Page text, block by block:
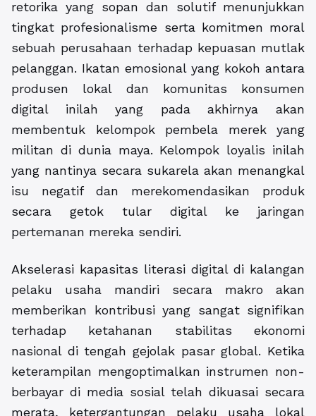
retorika yang sopan dan solutif menunjukkan
tingkat profesionalisme serta komitmen moral
sebuah perusahaan terhadap kepuasan mutlak
pelanggan. Ikatan emosional yang kokoh antara
produsen lokal dan komunitas konsumen
digital inilah yang pada akhirnya akan
membentuk kelompok pembela merek yang
militan di dunia maya. Kelompok loyalis inilah
yang nantinya secara sukarela akan menangkal
isu negatif dan merekomendasikan produk
secara getok tular digital ke jaringan
pertemanan mereka sendiri.
Akselerasi kapasitas literasi digital di kalangan
pelaku usaha mandiri secara makro akan
memberikan kontribusi yang sangat signifikan
terhadap ketahanan stabilitas ekonomi
nasional di tengah gejolak pasar global. Ketika
keterampilan mengoptimalkan instrumen non-
berbayar di media sosial telah dikuasai secara
merata, ketergantungan pelaku usaha lokal